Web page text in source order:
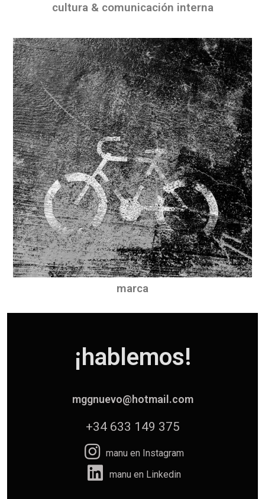
cultura & comunicación interna
marca
¡hablemos!
mggnuevo@hotmail.com
+34 633 149 375
manu en Instagram
manu en Linkedin